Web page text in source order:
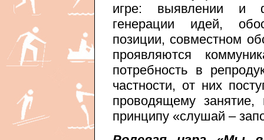
игре: выявлении и
генерации идей,
позиции, совместном
проявляются
потребность в
частности, от них
проводящему занятие,
принципу «слушай –